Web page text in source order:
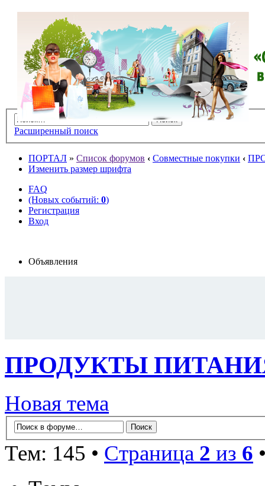
Расширенный поиск
ПОРТАЛ » Список форумов ‹ Совместные покупки ‹
Изменить размер шрифта
FAQ
(Новых событий: 0)
Регистрация
Вход
Объявления
ПРОДУКТЫ
Новая тема
Тем: 145 • Страница 2 из 6